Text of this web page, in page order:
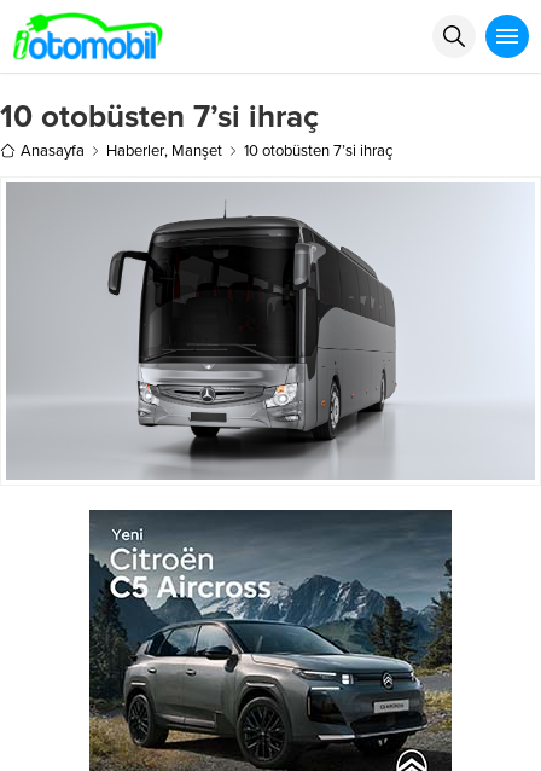
10 otobüsten 7’si ihraç
Anasayfa Haberler, Manşet 10 otobüsten 7’si ihraç